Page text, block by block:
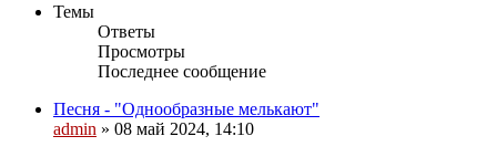
Темы
Ответы
Просмотры
Последнее сообщение
Песня - "Однообразные мелькают"
admin » 08 май 2024, 14:10